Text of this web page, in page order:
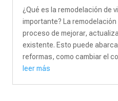
¿Qué es la remodelación de
importante? La remodelación
proceso de mejorar,
existente. Esto puede
reformas, como cambiar el
leer más